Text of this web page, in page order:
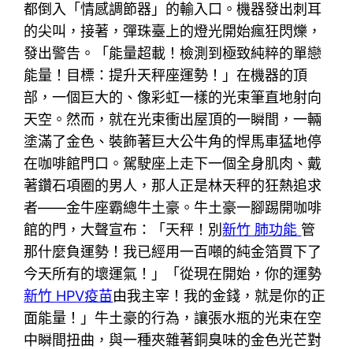
都倒入「情感調節器」的輸入口。機器發出刺耳
的尖叫，接著，彈珠臺上的燈光開始瘋狂閃爍，
發出警告。「能量超載！檢測到極致純粹的單戀
能量！目標：提升天秤座運勢！」在機器的頂
部，一個巨大的、像彩虹一樣的光束筆直地射向
天空。然而，就在光束衝出屋頂的一瞬間，一輛
塗滿了金色、裝飾著巨大公牛角的悍馬車猛地停
在咖啡館門口。駕駛座上走下一個全身肌肉、戴
著鑽石項圈的男人，那人正是林天秤的狂熱追求
者——金牛座霸總牛土豪。牛土豪一腳踢開咖啡
館的門，大聲宣布：「天秤！別新竹 肺功能 管
那什麼負運勢！我已經用一百噸的純金箔買下了
今天所有的壞運氣！」「從現在開始，你的運勢
新竹 HPV疫苗由我主宰！我的金錢，就是你的正
面能量！」牛土豪的行為，讓張水瓶的光束在空
中瞬間扭曲，與一種夾雜著銅臭味的金色光芒對